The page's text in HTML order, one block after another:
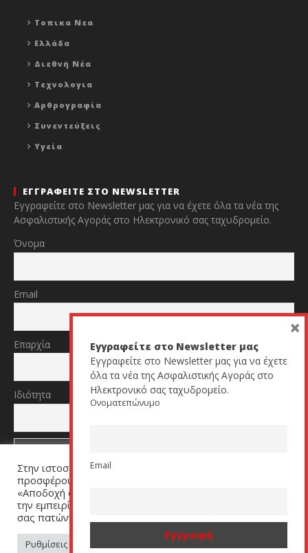
Τοπικα Νεα
Ελλάδα
Διεθνή Νέα
Τεχνολογια
Αρθρογραφία
Συνεντεύξεις
Υγεία
ΕΓΓΡΑΦΕΙΤΕ ΣΤΟ NEWSLETTER
Εγγραφείτε στο Newsletter μας για να έχετε όλα τα νέα της
Ασφαλιστικής Αγοράς στο Ηλεκτρονικό σας ταχυδρομείο.
Όνομα
Email
Επαρχία
Ιδιότητα
TikTok
YouTube
All Rights Reserved by cyprusinsurancenews.com
Αρχική Insurance Media Lab Διαφήμιση
Στην ιστοσελίδα μας χρησιμοποιούμε cookies για να σας
προσφέρουμε μία εξατομικευμένη εμπειρία. Πατήστε
«Αποδοχή όλων» για να μας βοηθήσετε να βελτιώσουμε
την εμπειρία σας. Μπορείτε να αλλάξετε τις ρυθμίσεις
σας πατώντας στον σύνδεσμο (link) «Ρυθμίσεις Cookies».
Ρυθμίσεις Cookies Αποδοχή όλων
Εγγραφείτε στο Newsletter μας
Εγγραφείτε στο Newsletter μας για να έχετε
όλα τα νέα της Ασφαλιστικής Αγοράς στο
Ηλεκτρονικό σας ταχυδρομείο.
Ονοματεπώνυμο
Email
×